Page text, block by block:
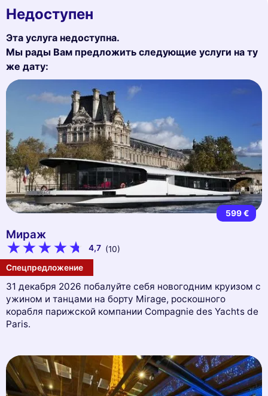
Недоступен
Эта услуга недоступна.
Мы рады Вам предложить следующие услуги на ту
же дату:
599 €
Мираж
4,7 (10)
Спецпредложение
31 декабря 2026 побалуйте себя новогодним круизом с
ужином и танцами на борту Mirage, роскошного
корабля парижской компании Compagnie des Yachts de
Paris.